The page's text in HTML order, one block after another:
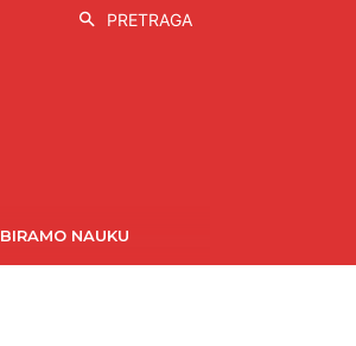
PRETRAGA
BIRAMO NAUKU